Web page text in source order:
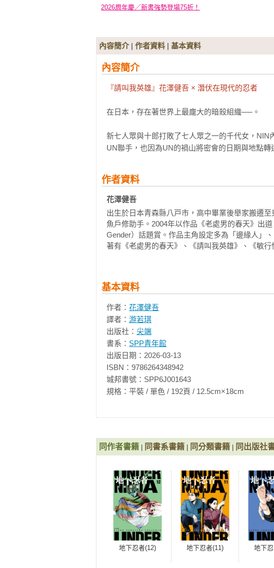
2026周年慶／新書強勢登場75折！
內容簡介| 作者資料 | 基本資料
內容簡介
『請叫我英雄』花澤健吾 × 潛伏在現代的忍者
在日本，存在著世界上最龐大的暗殺組織──。
新七人眾與十郎打敗了七人眾之一的千代女，
UN聯手，也因為UN的禍山將密會的日期與地點
作者資料
花澤健吾
出生於日本青森縣八戸市，高中畢業後舉家搬遷
魚戶修助手。2004年以作品《老處男的春天》出
Gender）話題賞。作品主角設定多為「邊緣人」
著有《老處男的春天》、《請叫我英雄》、《敏行
基本資料
作者： 花澤健吾
譯者： 游若琪
出版社： 尖端
書系： SPP青年館
出版日期：2026-03-13
ISBN：9786264348942
城邦書號：SPP6J001643
規格：平裝 / 單色 / 192頁 / 12.5cm×18cm
同作者書籍 同書系書籍 同分類書籍 同出版社
地下忍者(12) 地下忍者(11) 地下